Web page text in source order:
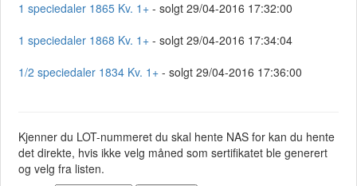
1 speciedaler 1865 Kv. 1+ - solgt 29/04-2016 17:32:00
1 speciedaler 1868 Kv. 1+ - solgt 29/04-2016 17:34:04
1/2 speciedaler 1834 Kv. 1+ - solgt 29/04-2016 17:36:00
Kjenner du LOT-nummeret du skal hente NAS for kan du hente
det direkte, hvis ikke velg måned som sertifikatet ble generert
og velg fra listen.